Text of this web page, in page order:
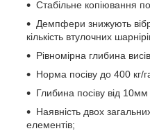
Стабільне копіювання
Демпфери знижують
кількість втулочних
Рівномірна глибина
Норма посіву до 400 кг/
Глибина посіву від
Наявність двох
елементів;